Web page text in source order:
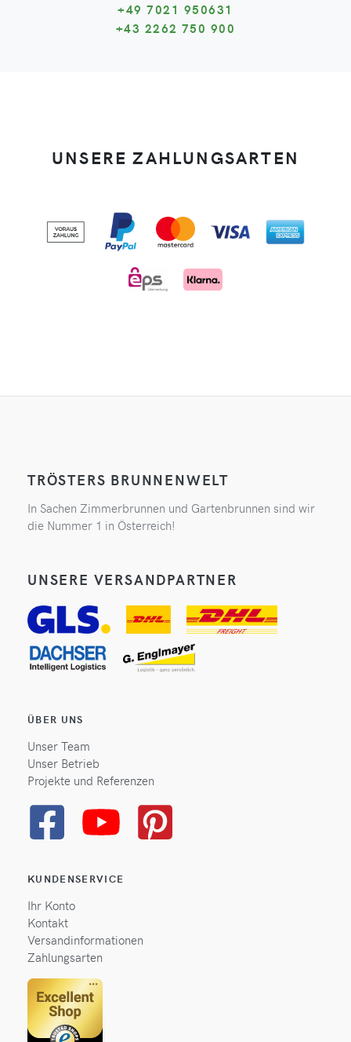
+49 7021 950631
+43 2262 750 900
UNSERE ZAHLUNGSARTEN
TRÖSTERS BRUNNENWELT
In Sachen Zimmerbrunnen und Gartenbrunnen sind wir
die Nummer 1 in Österreich!
UNSERE VERSANDPARTNER
ÜBER UNS
Unser Team
Unser Betrieb
Projekte und Referenzen
KUNDENSERVICE
Ihr Konto
Kontakt
Versandinformationen
Zahlungsarten